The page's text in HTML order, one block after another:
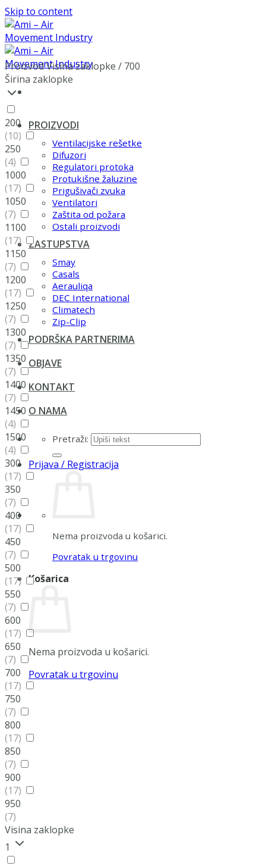
Skip to content
PROIZVODI
Ventilacijske rešetke
Difuzori
Regulatori protoka
Protukišne žaluzine
Prigušivači zvuka
Ventilatori
Zaštita od požara
Ostali proizvodi
ZASTUPSTVA
Smay
Casals
Aerauliqa
DEC International
Climatech
Zip-Clip
PODRŠKA PARTNERIMA
OBJAVE
KONTAKT
O NAMA
Pretraži:
Prijava / Registracija
Nema proizvoda u košarici.
Povratak u trgovinu
Košarica
Nema proizvoda u košarici.
Povratak u trgovinu
Proizvod Visina zaklopke / 700
Širina zaklopke
200
(10)
250
(4)
1000
(17)
1050
(7)
1100
(17)
1150
(7)
1200
(17)
1250
(7)
1300
(7)
1350
(7)
1400
(7)
1450
(4)
1500
(4)
300
(17)
350
(7)
400
(17)
450
(7)
500
(17)
550
(7)
600
(17)
650
(7)
700
(17)
750
(7)
800
(17)
850
(7)
900
(17)
950
(7)
Visina zaklopke
1